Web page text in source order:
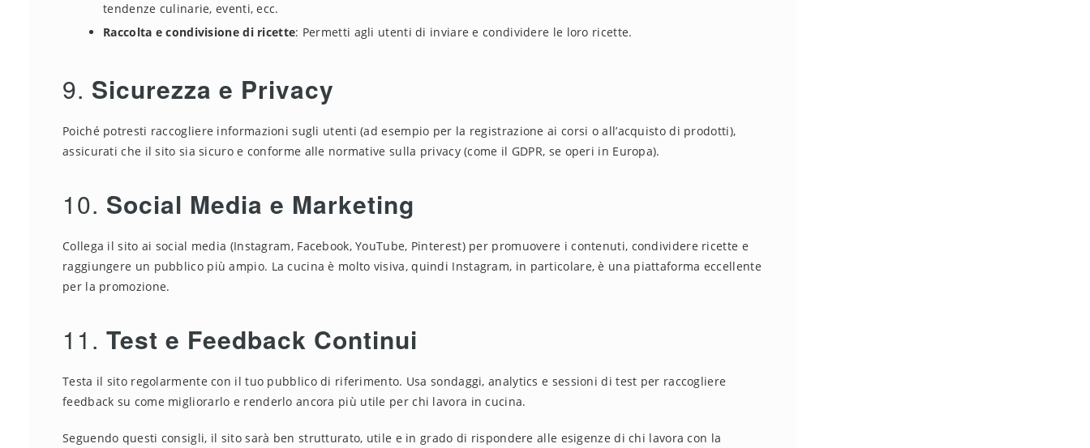
tendenze culinarie, eventi, ecc.
Raccolta e condivisione di ricette: Permetti agli utenti di inviare e condividere le loro ricette.
9. Sicurezza e Privacy
Poiché potresti raccogliere informazioni sugli utenti (ad esempio per la registrazione ai corsi o all’acquisto di prodotti),
assicurati che il sito sia sicuro e conforme alle normative sulla privacy (come il GDPR, se operi in Europa).
10. Social Media e Marketing
Collega il sito ai social media (Instagram, Facebook, YouTube, Pinterest) per promuovere i contenuti, condividere ricette e
raggiungere un pubblico più ampio. La cucina è molto visiva, quindi Instagram, in particolare, è una piattaforma eccellente
per la promozione.
11. Test e Feedback Continui
Testa il sito regolarmente con il tuo pubblico di riferimento. Usa sondaggi, analytics e sessioni di test per raccogliere
feedback su come migliorarlo e renderlo ancora più utile per chi lavora in cucina.
Seguendo questi consigli, il sito sarà ben strutturato, utile e in grado di rispondere alle esigenze di chi lavora con la